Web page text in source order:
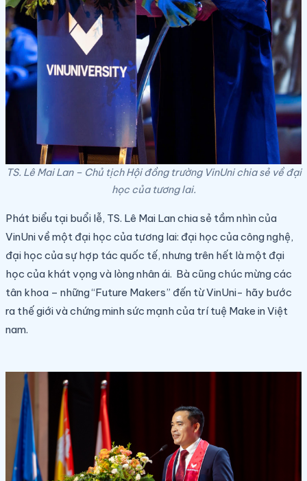
TS. Lê Mai Lan – Chủ tịch Hội đồng trường VinUni chia sẻ về đại
học của tương lai.
Phát biểu tại buổi lễ, TS. Lê Mai Lan chia sẻ tầm nhìn của
VinUni về một đại học của tương lai: đại học của công nghệ,
đại học của sự hợp tác quốc tế, nhưng trên hết là một đại
học của khát vọng và lòng nhân ái. Bà cũng chúc mừng các
tân khoa – những “Future Makers” đến từ VinUni- hãy bước
ra thế giới và chứng minh sức mạnh của trí tuệ Make in Việt
nam.